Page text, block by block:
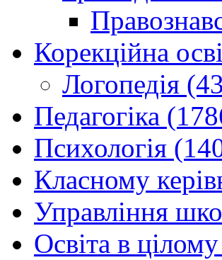
Корекційна
Логопедія
Педагогіка
Психологія
Класному
Управління
Освіта в